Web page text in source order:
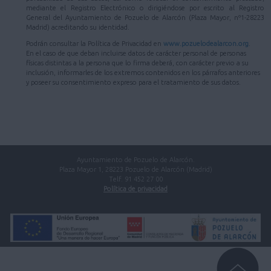
mediante el Registro Electrónico o dirigiéndose por escrito al Registro
General del Ayuntamiento de Pozuelo de Alarcón (Plaza Mayor, nº1-28223
Madrid) acreditando su identidad.
Podrán consultar la Política de Privacidad en www.pozuelodealarcon.org
En el caso de que deban incluirse datos de carácter personal de personas
físicas distintas a la persona que lo firma deberá, con carácter previo a su
inclusión, informarles de los extremos contenidos en los párrafos anteriores
y poseer su consentimiento expreso para el tratamiento de sus datos.
Ayuntamiento de Pozuelo de Alarcón.
Plaza Mayor 1, 28223 Pozuelo de Alarcón (Madrid)
Telf. 91 452 27 00
Política de privacidad